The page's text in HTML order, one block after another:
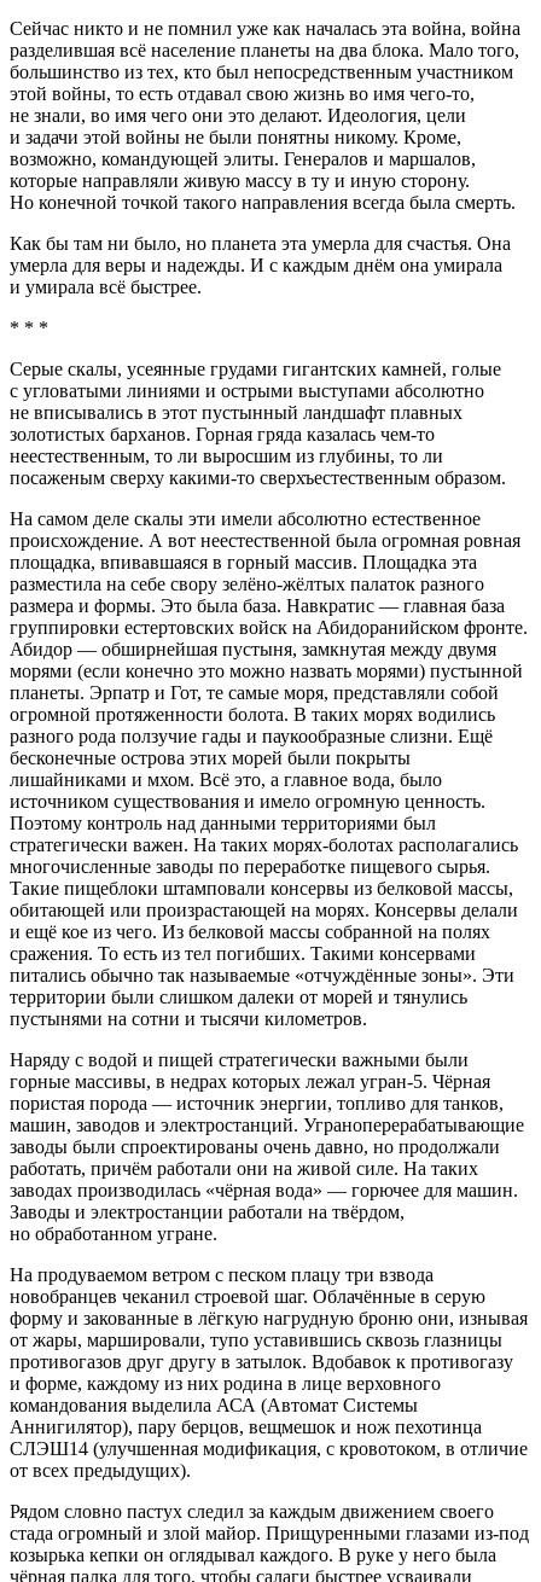
Сейчас никто и не помнил уже как началась эта война, война
разделившая всё население планеты на два блока. Мало того,
большинство из тех, кто был непосредственным участником
этой войны, то есть отдавал свою жизнь во имя чего-то,
не знали, во имя чего они это делают. Идеология, цели
и задачи этой войны не были понятны никому. Кроме,
возможно, командующей элиты. Генералов и маршалов,
которые направляли живую массу в ту и иную сторону.
Но конечной точкой такого направления всегда была смерть.
Как бы там ни было, но планета эта умерла для счастья. Она
умерла для веры и надежды. И с каждым днём она умирала
и умирала всё быстрее.
* * *
Серые скалы, усеянные грудами гигантских камней, голые
с угловатыми линиями и острыми выступами абсолютно
не вписывались в этот пустынный ландшафт плавных
золотистых барханов. Горная гряда казалась чем-то
неестественным, то ли выросшим из глубины, то ли
посаженым сверху какими-то сверхъестественным образом.
На самом деле скалы эти имели абсолютно естественное
происхождение. А вот неестественной была огромная ровная
площадка, впивавшаяся в горный массив. Площадка эта
разместила на себе свору зелёно-жёлтых палаток разного
размера и формы. Это была база. Навкратис — главная база
группировки естертовских войск на Абидоранийском фронте.
Абидор — обширнейшая пустыня, замкнутая между двумя
морями (если конечно это можно назвать морями) пустынной
планеты. Эрпатр и Гот, те самые моря, представляли собой
огромной протяженности болота. В таких морях водились
разного рода ползучие гады и паукообразные слизни. Ещё
бесконечные острова этих морей были покрыты
лишайниками и мхом. Всё это, а главное вода, было
источником существования и имело огромную ценность.
Поэтому контроль над данными территориями был
стратегически важен. На таких морях-болотах располагались
многочисленные заводы по переработке пищевого сырья.
Такие пищеблоки штамповали консервы из белковой массы,
обитающей или произрастающей на морях. Консервы делали
и ещё кое из чего. Из белковой массы собранной на полях
сражения. То есть из тел погибших. Такими консервами
питались обычно так называемые «отчуждённые зоны». Эти
территории были слишком далеки от морей и тянулись
пустынями на сотни и тысячи километров.
Наряду с водой и пищей стратегически важными были
горные массивы, в недрах которых лежал угран-5. Чёрная
пористая порода — источник энергии, топливо для танков,
машин, заводов и электростанций. Уграноперерабатывающие
заводы были спроектированы очень давно, но продолжали
работать, причём работали они на живой силе. На таких
заводах производилась «чёрная вода» — горючее для машин.
Заводы и электростанции работали на твёрдом,
но обработанном угране.
На продуваемом ветром с песком плацу три взвода
новобранцев чеканил строевой шаг. Облачённые в серую
форму и закованные в лёгкую нагрудную броню они, изнывая
от жары, маршировали, тупо уставившись сквозь глазницы
противогазов друг другу в затылок. Вдобавок к противогазу
и форме, каждому из них родина в лице верховного
командования выделила АСА (Автомат Системы
Аннигилятор), пару берцов, вещмешок и нож пехотинца
СЛЭШ14 (улучшенная модификация, с кровотоком, в отличие
от всех предыдущих).
Рядом словно пастух следил за каждым движением своего
стада огромный и злой майор. Прищуренными глазами из-под
козырька кепки он оглядывал каждого. В руке у него была
чёрная палка для того, чтобы салаги быстрее усваивали